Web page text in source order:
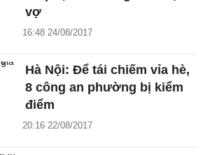
vợ
16:48 24/08/2017
Hà Nội: Để tái chiếm vỉa hè,
8 công an phường bị kiểm
điểm
20:16 22/08/2017